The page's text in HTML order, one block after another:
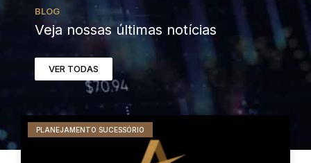
BLOG
Veja nossas últimas notícias
VER TODAS
PLANEJAMENTO SUCESSÓRIO